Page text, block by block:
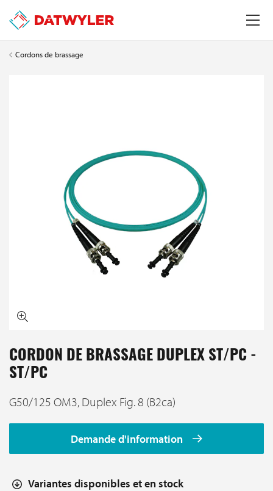
Cordons de brassage
CORDON DE BRASSAGE DUPLEX ST/PC -
ST/PC
G50/125 OM3, Duplex Fig. 8 (B2ca)
Demande d'information
Variantes disponibles et en stock